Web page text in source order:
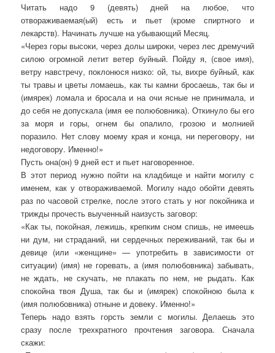
Читать надо 9 (девять) дней на любое, что
отвораживаемая(ый) есть и пьет (кроме спиртного и
лекарств). Начинать лучше на убывающий Месяц.
«Через горы высоки, через долы широки, через лес дремучий
силою огромной летит ветер буйный. Пойду я, (свое имя),
ветру навстречу, поклонюся низко: ой, ты, вихре буйный, как
ты травы и цветы ломаешь, как ты камни бросаешь, так бы и
(имярек) ломала и бросала и на очи ясные не принимала, и
до себя не допускала (имя ее полюбовника). Откинуло бы его
за моря и горы, огнем бы опалило, грозою и молнией
поразило. Нет слову моему края и конца, ни переговору, ни
недоговору. Именно!»
Пусть она(он) 9 дней ест и пьет наговоренное.
В этот период нужно пойти на кладбище и найти могилу с
именем, как у отвораживаемой. Могилу надо обойти девять
раз по часовой стрелке, после этого стать у ног покойника и
трижды прочесть выученный наизусть заговор:
«Как ты, покойная, лежишь, крепким сном спишь, не имеешь
ни дум, ни страданий, ни сердечных переживаний, так бы и
девице (или «женщине» — употребить в зависимости от
ситуации) (имя) не горевать, а (имя полюбовника) забывать,
не ждать, не скучать, не плакать по нем, не рыдать. Как
спокойна твоя Душа, так бы и (имярек) спокойною была к
(имя полюбовника) отныне и довеку. Именно!»
Теперь надо взять горсть земли с могилы. Делаешь это
сразу после трехкратного прочтения заговора. Сначала
скажи: